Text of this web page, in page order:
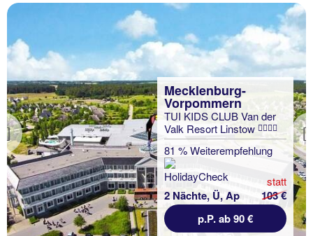
Previous
Mecklenburg-
Vorpommern
TUI KIDS CLUB Van der
Valk Resort Linstow
81 % Weiterempfehlung
2 Nächte, Ü, Ap
statt
103 €
p.P. ab 90 €